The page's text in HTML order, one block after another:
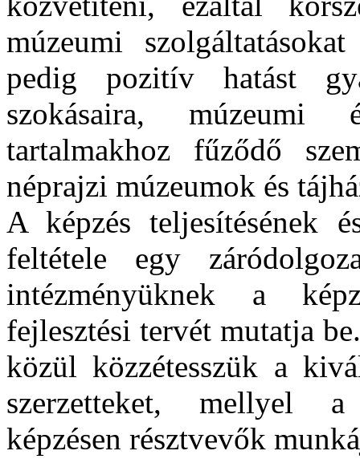
múzeumi
pedig pozitív hatást
szokásaira, múzeumi
tartalmakhoz fűződő
néprajzi múzeumok és
A képzés teljesítésének
feltétele egy
intézményüknek a
fejlesztési tervét mutatja
közül közzétesszük a
szerzetteket, mellyel a
képzésen résztvevők